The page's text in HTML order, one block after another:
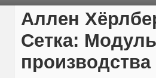
Аллен
Сетка:
производства